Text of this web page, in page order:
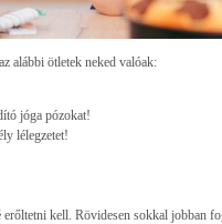
az alábbi ötletek neked valóak:
jóga pózokat!
lélegzetet!
kell. Rövidesen sokkal jobban